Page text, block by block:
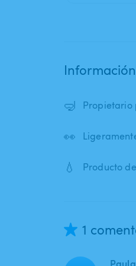
🤿 Propietario
👀
💧 Producto
1